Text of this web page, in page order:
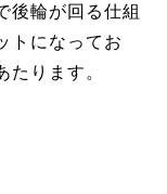
後輪が回る仕組
トになってお
たります。